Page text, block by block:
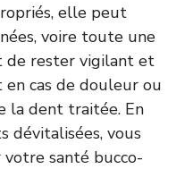
elle peut
voire toute une
de rester vigilant et
cas de douleur ou
la dent traitée. En
dévitalisées, vous
santé bucco-